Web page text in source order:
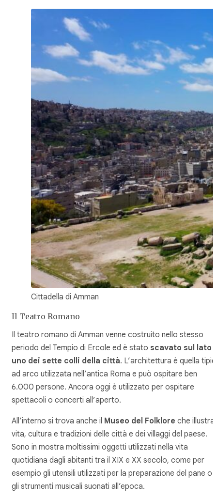
Cittadella di Amman
Il Teatro Romano
Il teatro romano di Amman venne costruito nello stesso
periodo del Tempio di Ercole ed è stato scavato sul lato
uno dei sette colli della città. L’architettura è quella
ad arco utilizzata nell’antica Roma e può ospitare ben
6.000 persone. Ancora oggi è utilizzato per ospitare
spettacoli o concerti all’aperto.
All’interno si trova anche il Museo del Folklore che illustra
vita, cultura e tradizioni delle città e dei villaggi del paese.
Sono in mostra moltissimi oggetti utilizzati nella vita
quotidiana dagli abitanti tra il XIX e XX secolo, come per
esempio gli utensili utilizzati per la preparazione del pane o
gli strumenti musicali suonati all’epoca.